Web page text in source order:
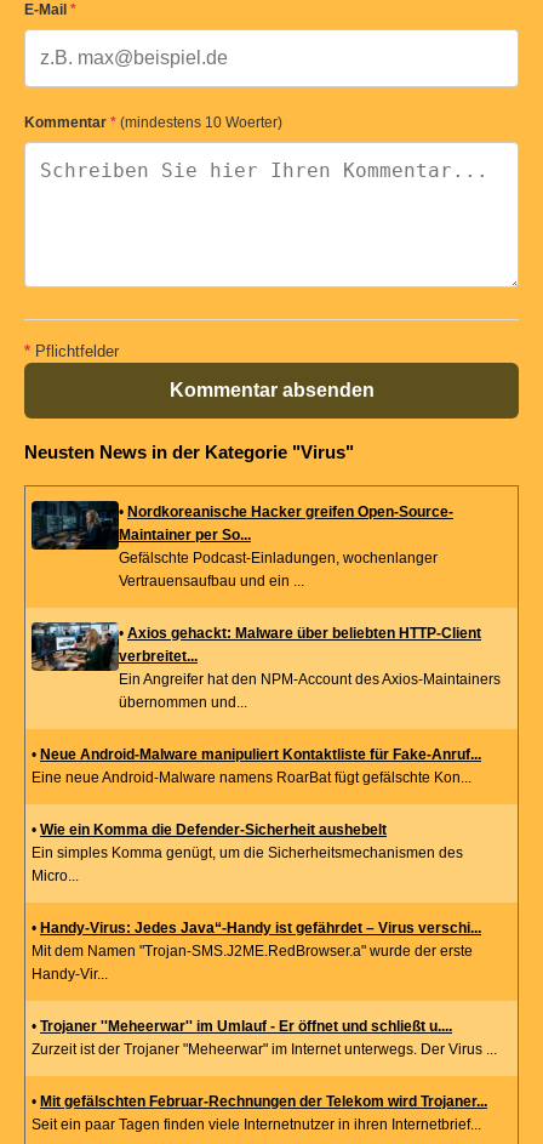
E-Mail *
Kommentar * (mindestens 10 Woerter)
* Pflichtfelder
Kommentar absenden
Neusten News in der Kategorie "Virus"
• Nordkoreanische Hacker greifen Open-Source-
Maintainer per So...
Gefälschte Podcast-Einladungen, wochenlanger
Vertrauensaufbau und ein ...
• Axios gehackt: Malware über beliebten HTTP-Client
verbreitet...
Ein Angreifer hat den NPM-Account des Axios-Maintainers
übernommen und...
• Neue Android-Malware manipuliert Kontaktliste für Fake-Anruf...
Eine neue Android-Malware namens RoarBat fügt gefälschte Kon...
• Wie ein Komma die Defender-Sicherheit aushebelt
Ein simples Komma genügt, um die Sicherheitsmechanismen des
Micro...
• Handy-Virus: Jedes Java“-Handy ist gefährdet – Virus verschi...
Mit dem Namen "Trojan-SMS.J2ME.RedBrowser.a" wurde der erste
Handy-Vir...
• Trojaner ''Meheerwar'' im Umlauf - Er öffnet und schließt u....
Zurzeit ist der Trojaner "Meheerwar" im Internet unterwegs. Der Virus ...
• Mit gefälschten Februar-Rechnungen der Telekom wird Trojaner...
Seit ein paar Tagen finden viele Internetnutzer in ihren Internetbrief...